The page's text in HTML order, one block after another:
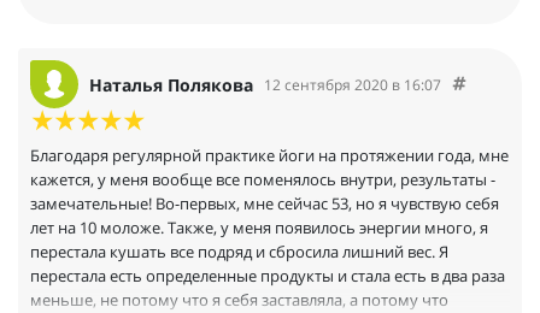
Наталья Полякова 12 сентября 2020 в 16:07
Благодаря регулярной практике йоги на протяжении года, мне
кажется, у меня вообще все поменялось внутри, результаты -
замечательные! Во-первых, мне сейчас 53, но я чувствую себя
лет на 10 моложе. Также, у меня появилось энергии много, я
перестала кушать все подряд и сбросила лишний вес. Я
перестала есть определенные продукты и стала есть в два раза
меньше, не потому что я себя заставляла, а потому что